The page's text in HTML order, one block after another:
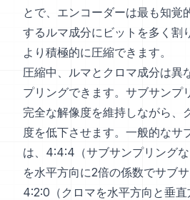
とで、エンコーダーは最も知覚
するルマ成分にビットを多く割
より積極的に圧縮できます。
圧縮中、ルマとクロマ成分は異
プリングできます。サブサンプ
完全な解像度を維持しながら、
度を低下させます。一般的なサ
は、4:4:4（サブサンプリング
を水平方向に2倍の係数でサブサ
4:2:0（クロマを水平方向と垂